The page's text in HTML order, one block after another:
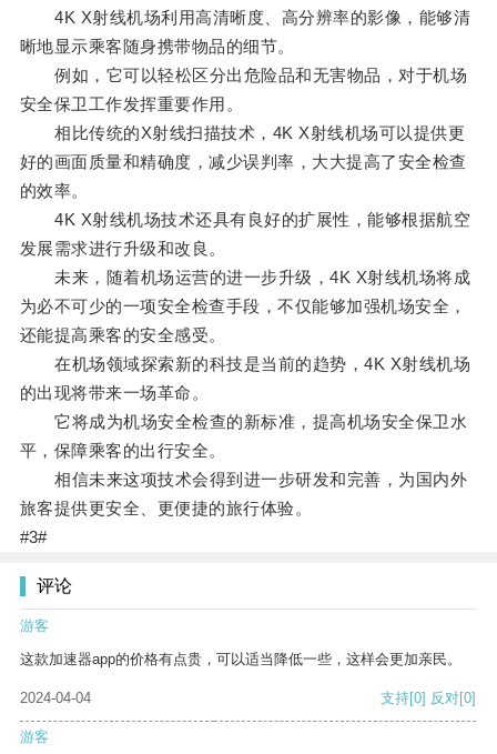
4K X射线机场利用高清晰度、高分辨率的影像，能够清
晰地显示乘客随身携带物品的细节。
例如，它可以轻松区分出危险品和无害物品，对于机场
安全保卫工作发挥重要作用。
相比传统的X射线扫描技术，4K X射线机场可以提供更
好的画面质量和精确度，减少误判率，大大提高了安全检查
的效率。
4K X射线机场技术还具有良好的扩展性，能够根据航空
发展需求进行升级和改良。
未来，随着机场运营的进一步升级，4K X射线机场将成
为必不可少的一项安全检查手段，不仅能够加强机场安全，
还能提高乘客的安全感受。
在机场领域探索新的科技是当前的趋势，4K X射线机场
的出现将带来一场革命。
它将成为机场安全检查的新标准，提高机场安全保卫水
平，保障乘客的出行安全。
相信未来这项技术会得到进一步研发和完善，为国内外
旅客提供更安全、更便捷的旅行体验。
#3#
评论
游客
这款加速器app的价格有点贵，可以适当降低一些，这样会更加亲民。
2024-04-04 支持[0] 反对[0]
游客